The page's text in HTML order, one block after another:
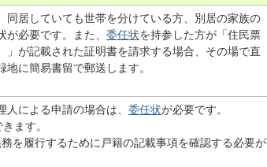
同居していても世帯を分けている方、別居の家族の
必要です。また、 委任状を持参した方が「住民票
」が記載された証明書を請求する場合、その場で直
に簡易書留で郵送します。
による申請の場合は、 委任状が必要です。
ます。
を履行するために戸籍の記載事項を確認する必要が